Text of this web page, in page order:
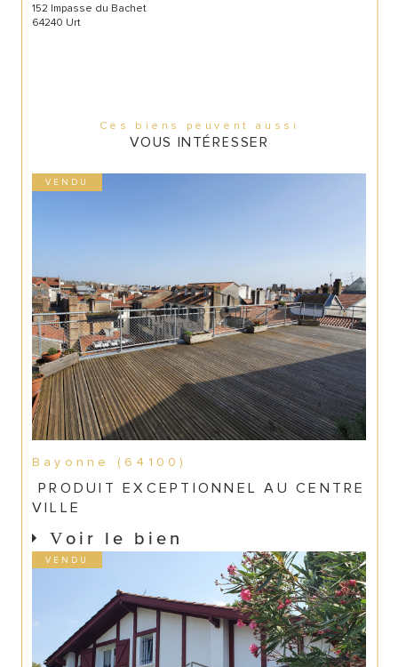
152 Impasse du Bachet
64240 Urt
Ces biens peuvent aussi
VOUS INTÉRESSER
VENDU
Bayonne (64100)
PRODUIT EXCEPTIONNEL AU CENTRE
VILLE
Voir le bien
VENDU